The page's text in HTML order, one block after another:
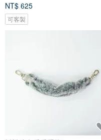
NT$ 625
可客製